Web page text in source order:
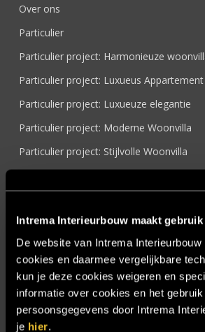
Intrema Interieurbouw maakt
De website van Intrema
cookies en daarmee vergelijkbare
kun je deze cookies weigeren en
informatie over cookies en het
persoonsgegevens door Intrema
je hier.
Over ons
Particulier
Particulier project: Harmonieuze
Particulier project: Luxueus Appartement
Particulier project: Luxueuze elegantie
Particulier project: Moderne Woonvilla
Particulier project: Stijlvolle Woonvilla
Referenties
Samenwerken
Sensire
Showroom
SIDN